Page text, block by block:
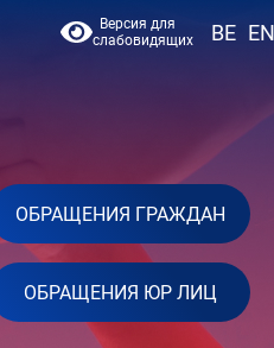
Версия для
слабовидящих
BE EN
ОБРАЩЕНИЯ ГРАЖДАН
ОБРАЩЕНИЯ ЮР ЛИЦ